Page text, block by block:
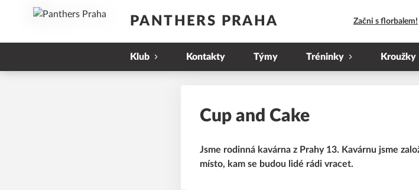
PANTHERS PRAHA Začni s florbalem!
Klub Kontakty Týmy Tréninky Kroužky
Cup and Cake
Jsme rodinná kavárna z Prahy 13. Kavárnu jsme
místo, kam se budou lidé rádi vracet.